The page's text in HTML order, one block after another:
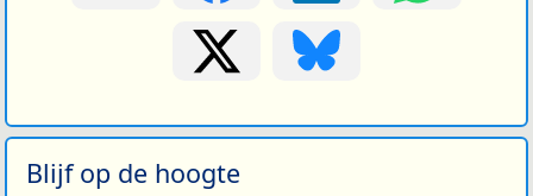
Blijf op de hoogte